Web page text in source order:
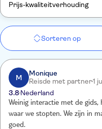
Prijs-kwaliteitverhouding
Sorteren op
M
Monique
Reisde met partner1
3.8 Nederland
Weinig interactie met de
waar we stopten. We zijn in
goed.